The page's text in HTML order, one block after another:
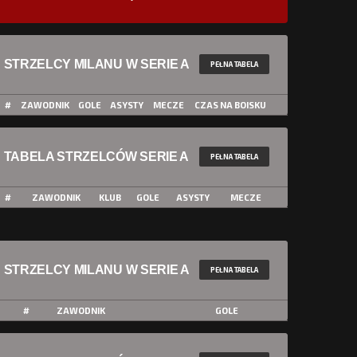
STRZELCY MILANU W SERIE A PEŁNA TABELA
# ZAWODNIK GOLE ASYSTY MECZE CZAS NA BOISKU
TABELA STRZELCÓW SERIE A PEŁNA TABELA
# ZAWODNIK KLUB GOLE ASYSTY MECZE
STRZELCY MILANU W SERIE A PEŁNA TABELA
# ZAWODNIK GOLE